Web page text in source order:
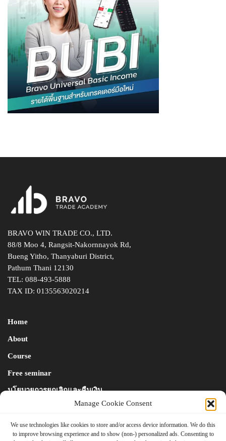
Manage Cookie Consent
We use technologies like cookies to store and/or access device information. We do this
to improve browsing experience and to show (non-) personalized ads. Consenting to
BRAVO WIN TRADE CO., LTD.
88/8 Moo 4, Rangsit-Nakornnayok Rd,
Bueng Yitho, Thanyaburi District,
Pathum Thani 12130
TEL: 088-493-5888
TAX ID: 0135563020214
Home
About
Course
Free seminar
นโยบายการยกเลิกและคืนเงิน
Blog & News
us